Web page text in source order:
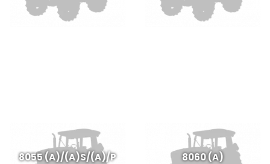
8055 (A)/(A)S/(A)/P 8060 (A)